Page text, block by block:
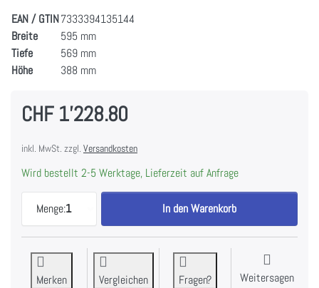
EAN / GTIN7333394135144
Breite
595 mm
Tiefe
569 mm
Höhe
388 mm
CHF 1'228.80
inkl. MwSt. zzgl. Versandkosten
Wird bestellt 2-5 Werktage, Lieferzeit auf Anfrage
Menge:1
Electrolux EB3GL40CN Kompakt-Backofen
In den Warenkorb
Merken Vergleichen Fragen? Weitersagen